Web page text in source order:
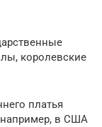
королевские
платья
в США